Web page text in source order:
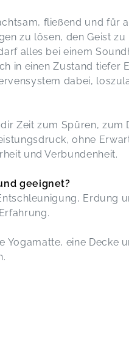
fließend und für
zu lösen, den Geist
alles bei einem
in einen Zustand tiefer
dabei,
Zeit zum Spüren, zum
ohne
und Verbundenheit.
geeignet?
Erdung
Yogamatte, eine Decke